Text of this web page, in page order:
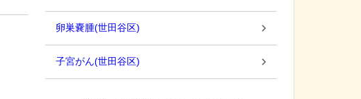
卵巣嚢腫(世田谷区)
子宮がん(世田谷区)